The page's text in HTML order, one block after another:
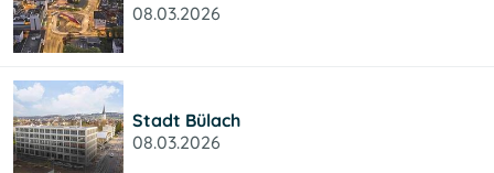
08.03.2026
Stadt Bülach
08.03.2026